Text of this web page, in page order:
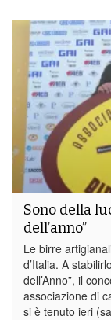
Sono della
dell’anno”
Le birre
d’Italia. A
dell’Anno”, il
associazione di
si è tenuto ieri